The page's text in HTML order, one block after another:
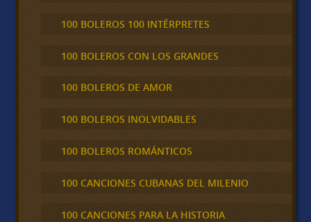
100 BOLEROS 100 INTÉRPRETES
100 BOLEROS CON LOS GRANDES
100 BOLEROS DE AMOR
100 BOLEROS INOLVIDABLES
100 BOLEROS ROMÁNTICOS
100 CANCIONES CUBANAS DEL MILENIO
100 CANCIONES PARA LA HISTORIA